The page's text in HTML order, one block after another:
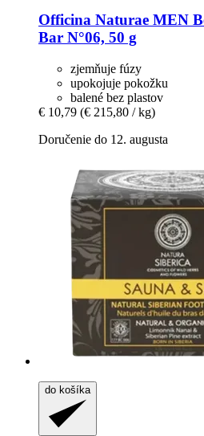
Officina Naturae MEN
Bar N°06, 50 g
zjemňuje fúzy
upokojuje pokožku
balené bez plastov
€ 10,79 (€ 215,80 / kg)
Doručenie do 12. augusta
do košíka